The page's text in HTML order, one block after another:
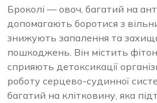
Броколі — овоч, багатий на
допомагають боротися з
знижують запалення та
пошкоджень. Він містить
сприяють детоксикації
роботу серцево-судинної
багатий на клітковину, яка